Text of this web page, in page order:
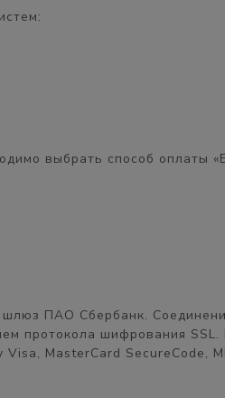
выбрать способ оплаты
ПАО Сбербанк.
протокола шифрования SSL.
MasterCard SecureCode,